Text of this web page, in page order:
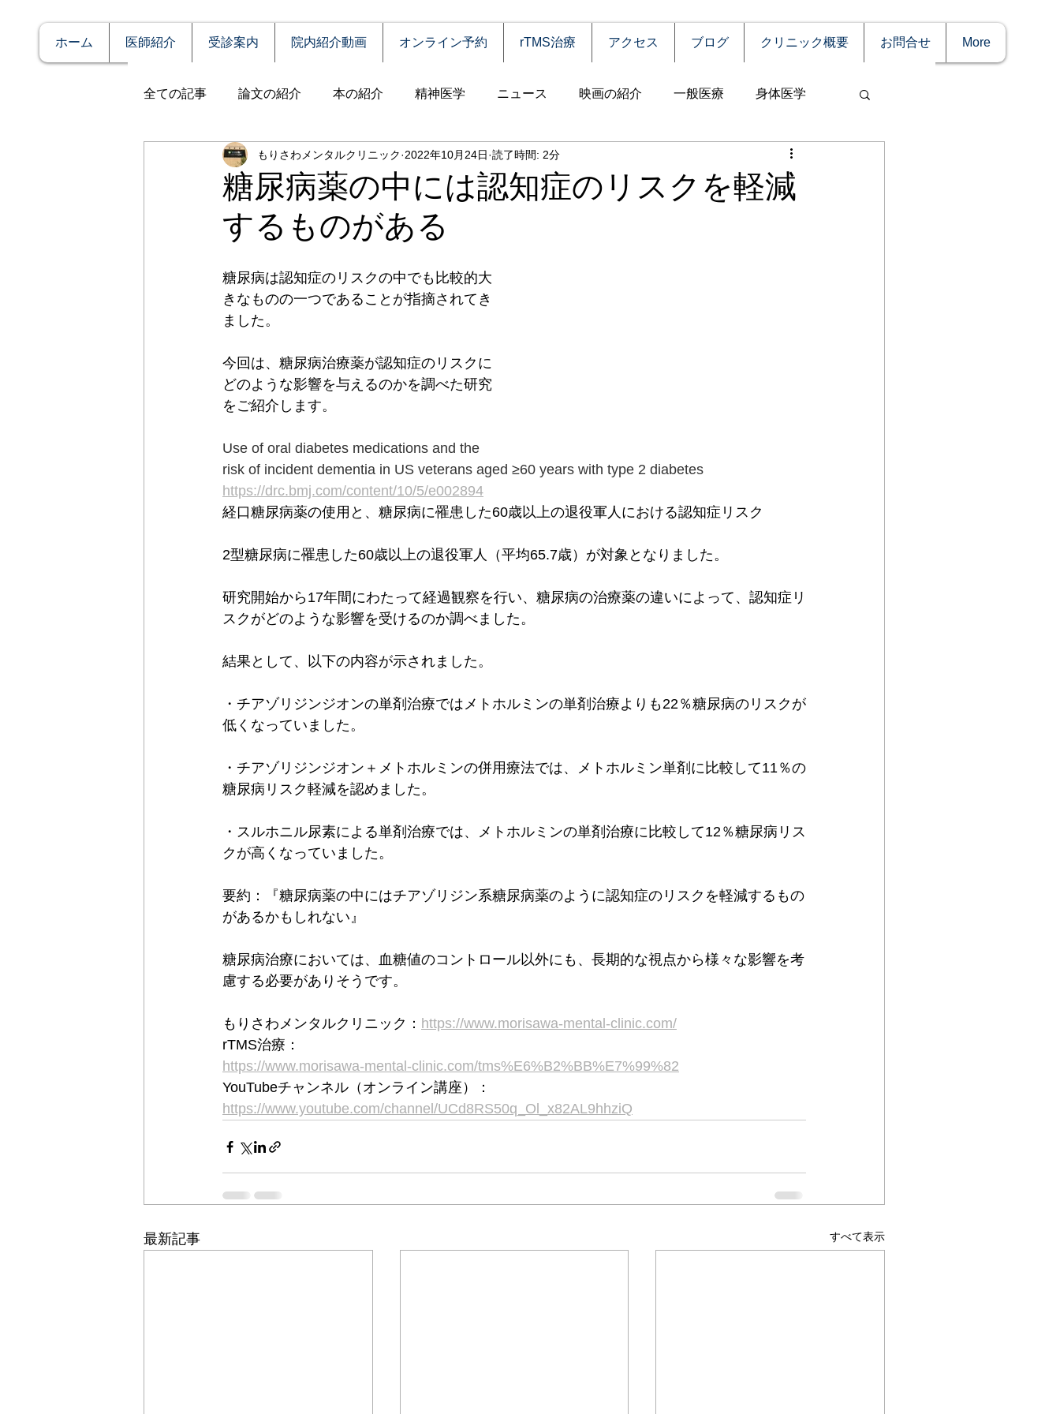
ホーム 医師紹介 受診案内 院内紹介動画 オンライン予約 rTMS治療 アクセス ブログ クリニック概要 お問合せ More
全ての記事 論文の紹介 本の紹介 精神医学 ニュース 映画の紹介 一般医療 身体医学
症例報告 発達障害 自殺 認知症 うつ病
アルコール依存（乱用） 統合失調症
全般性不安障害 パニック障害 摂食障害 強迫性障害
糖尿病薬の中には認知症のリスクを軽減
するものがある
もりさわメンタルクリニック 2022年10月24日 読了時間: 2分
糖尿病は認知症のリスクの中でも比較的大
きなものの一つであることが指摘されてき
ました。
今回は、糖尿病治療薬が認知症のリスクに
どのような影響を与えるのかを調べた研究
をご紹介します。
Use of oral diabetes medications and the
risk of incident dementia in US veterans aged ≥60 years with type 2 diabetes
https://drc.bmj.com/content/10/5/e002894
経口糖尿病薬の使用と、糖尿病に罹患した60歳以上の退役軍人における認知症リスク
2型糖尿病に罹患した60歳以上の退役軍人（平均65.7歳）が対象となりました。
研究開始から17年間にわたって経過観察を行い、糖尿病の治療薬の違いによって、認知症リ
スクがどのような影響を受けるのか調べました。
結果として、以下の内容が示されました。
・チアゾリジンジオンの単剤治療ではメトホルミンの単剤治療よりも22％糖尿病のリスクが
低くなっていました。
・チアゾリジンジオン＋メトホルミンの併用療法では、メトホルミン単剤に比較して11％の
糖尿病リスク軽減を認めました。
・スルホニル尿素による単剤治療では、メトホルミンの単剤治療に比較して12％糖尿病リス
クが高くなっていました。
要約：『糖尿病薬の中にはチアゾリジン系糖尿病薬のように認知症のリスクを軽減するもの
があるかもしれない』
糖尿病治療においては、血糖値のコントロール以外にも、長期的な視点から様々な影響を考
慮する必要がありそうです。
もりさわメンタルクリニック： https://www.morisawa-mental-clinic.com/
rTMS治療：
https://www.morisawa-mental-clinic.com/tms%E6%B2%BB%E7%99%82
YouTubeチャンネル（オンライン講座）：
https://www.youtube.com/channel/UCd8RS50q_Ol_x82AL9hhziQ
最新記事 すべて表示